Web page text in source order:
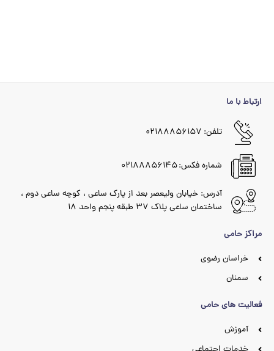
ارتباط با ما
تلفن: ۰۲۱۸۸۸۵۶۱۵۷
شماره فکس: ۰۲۱۸۸۸۵۶۱۴۵
آدرس: خیابان ولیعصر بعد از پارک ساعی ، کوچه ساعی دوم ،
ساختمان ساعی پلاک ۳۷ طبقه پنجم واحد ۱۸
مراکز حامی
خراسان رضوی
سمنان
فعالیت های حامی
آموزش